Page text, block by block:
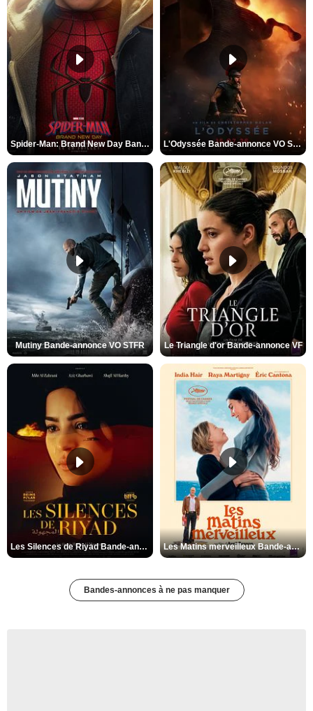
Spider-Man: Brand New Day Bande-annonce VO STFR L'Odyssée Bande-annonce VO STFR
Mutiny Bande-annonce VO STFR Le Triangle d'or Bande-annonce VF
Les Silences de Riyad Bande-annonce VO STFR Les Matins merveilleux Bande-annonce VF
Bandes-annonces à ne pas manquer